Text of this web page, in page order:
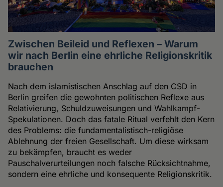
Zwischen Beileid und Reflexen – Warum
wir nach Berlin eine ehrliche Religionskritik
brauchen
Nach dem islamistischen Anschlag auf den CSD in
Berlin greifen die gewohnten politischen Reflexe aus
Relativierung, Schuldzuweisungen und Wahlkampf-
Spekulationen. Doch das fatale Ritual verfehlt den Kern
des Problems: die fundamentalistisch-religiöse
Ablehnung der freien Gesellschaft. Um diese wirksam
zu bekämpfen, braucht es weder
Pauschalverurteilungen noch falsche Rücksichtnahme,
sondern eine ehrliche und konsequente Religionskritik.